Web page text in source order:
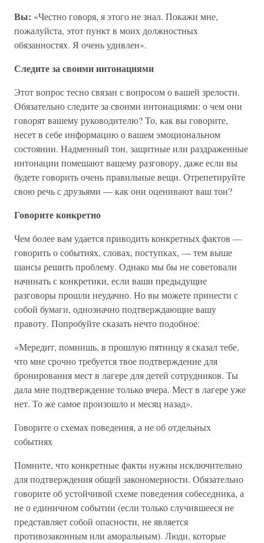
Вы: «Честно говоря, я этого не знал. Покажи мне,
пожалуйста, этот пункт в моих должностных
обязанностях. Я очень удивлен».
Следите за своими интонациями
Этот вопрос тесно связан с вопросом о вашей зрелости.
Обязательно следите за своими интонациями: о чем они
говорят вашему руководителю? То, как вы говорите,
несет в себе информацию о вашем эмоциональном
состоянии. Надменный тон, защитные или раздраженные
интонации помешают вашему разговору, даже если вы
будете говорить очень правильные вещи. Отрепетируйте
свою речь с друзьями — как они оценивают ваш тон?
Говорите конкретно
Чем более вам удается приводить конкретных фактов —
говорить о событиях, словах, поступках, — тем выше
шансы решить проблему. Однако мы бы не советовали
начинать с конкретики, если ваши предыдущие
разговоры прошли неудачно. Но вы можете принести с
собой бумаги, однозначно подтверждающие вашу
правоту. Попробуйте сказать нечто подобное:
«Мередит, помнишь, в прошлую пятницу я сказал тебе,
что мне срочно требуется твое подтверждение для
бронирования мест в лагере для детей сотрудников. Ты
дала мне подтверждение только вчера. Мест в лагере уже
нет. То же самое произошло и месяц назад».
Говорите о схемах поведения, а не об отдельных
событиях
Помните, что конкретные факты нужны исключительно
для подтверждения общей закономерности. Обязательно
говорите об устойчивой схеме поведения собеседника, а
не о единичном событии (если только случившееся не
представляет собой опасности, не является
противозаконным или аморальным). Люди, которые